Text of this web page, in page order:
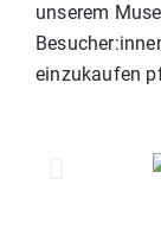
unserem
einzukaufen